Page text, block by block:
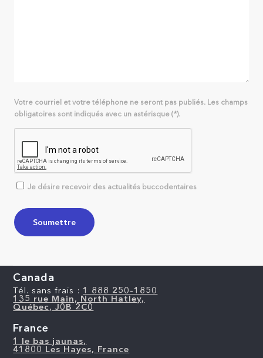
Votre courriel et votre téléphone ne seront pas publiés. Les champs
obligatoires sont indiqués avec un astérisque (*).
Je désire recevoir des actualités buccodentaires
Canada
Tél. sans frais : 1 888 250-1850
135 rue Main, North Hatley,
Québec, J0B 2C0
France
1 le bas jaunas,
41800 Les Hayes, France